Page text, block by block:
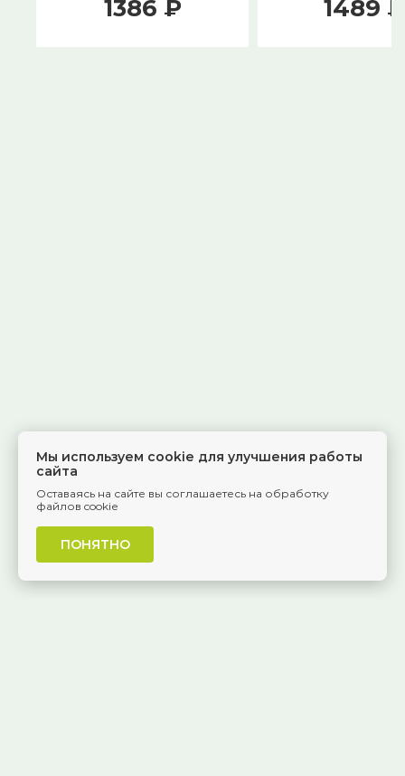
Пуро Горный Маркант
1386 ₽
10
1489 ₽
Мы используем cookie для улучшения работы
сайта
Оставаясь на сайте вы соглашаетесь на обработку
файлов cookie
ПОНЯТНО